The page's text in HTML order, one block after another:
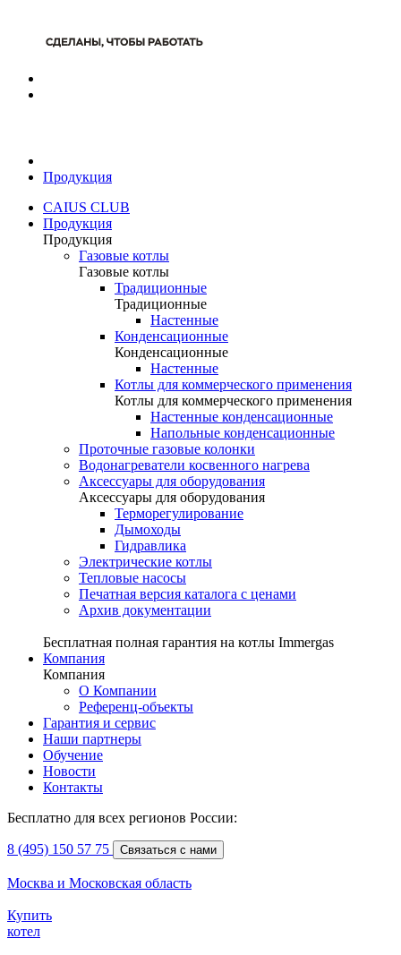
Продукция
CAIUS CLUB
Продукция
Продукция
Газовые котлы
Газовые котлы
Традиционные
Традиционные
Настенные
Конденсационные
Конденсационные
Настенные
Котлы для коммерческого применения
Котлы для коммерческого применения
Настенные конденсационные
Напольные конденсационные
Проточные газовые колонки
Водонагреватели косвенного нагрева
Аксессуары для оборудования
Аксессуары для оборудования
Терморегулирование
Дымоходы
Гидравлика
Электрические котлы
Тепловые насосы
Печатная версия каталога с ценами
Архив документации
Бесплатная полная гарантия на котлы Immergas
Компания
Компания
О Компании
Референц-объекты
Гарантия и сервис
Наши партнеры
Обучение
Новости
Контакты
Бесплатно для всех регионов России:
8 (495) 150 57 75 Связаться с нами
Москва и Московская область
Купить
котел